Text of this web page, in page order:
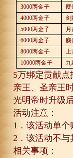
3000两金子
麋
4000两金子
剑
5000两金子
6000两金子
麋
8000两金子
上
10000两金子 九
5万绑定贡献点
亲王、圣亲王
光明帝时升级
活动注意：
1 ．该活动单
2 ．该活动不
相关事项：